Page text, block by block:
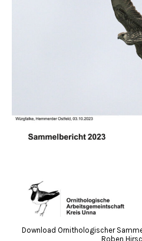
Download Ornithologischer
Roben